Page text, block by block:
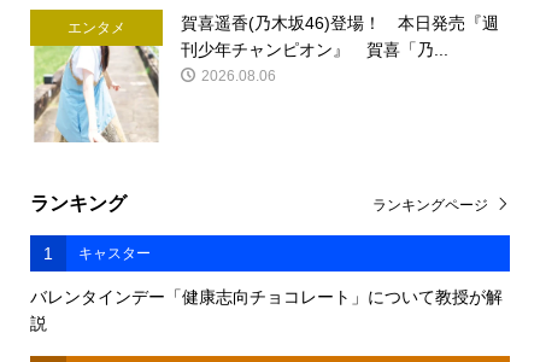
エンタメ
賀喜遥香(乃木坂46)登場！ 本日発売『週
刊少年チャンピオン』 賀喜「乃...
2026.08.06
ランキング
1 キャスター
バレンタインデー「健康志向チョコレート」について教授が解
説
ランキングページ